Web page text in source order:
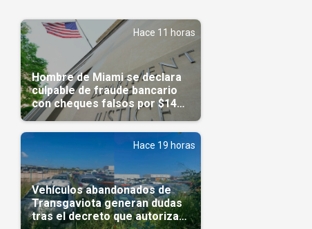
Hace 11 horas
Hombre de Miami se declara
culpable de fraude bancario
con cheques falsos por $14
millones
Hace 19 horas
Vehículos abandonados de
Transgaviota generan dudas
tras el decreto que autoriza